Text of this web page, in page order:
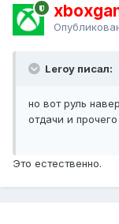
Leroy писал:
но вот руль
отдачи и прочего
Это естественно.